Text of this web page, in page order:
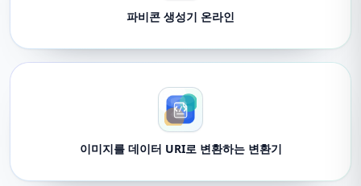
파비콘 생성기 온라인
이미지를 데이터 URI로 변환하는 변환기